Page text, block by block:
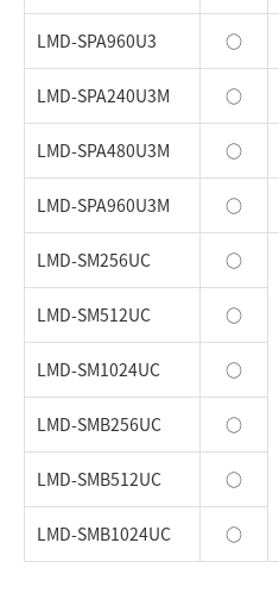
LMD-SPA960U3 ○
LMD-SPA240U3M ○
LMD-SPA480U3M ○
LMD-SPA960U3M ○
LMD-SM256UC ○
LMD-SM512UC ○
LMD-SM1024UC ○
LMD-SMB256UC ○
LMD-SMB512UC ○
LMD-SMB1024UC ○